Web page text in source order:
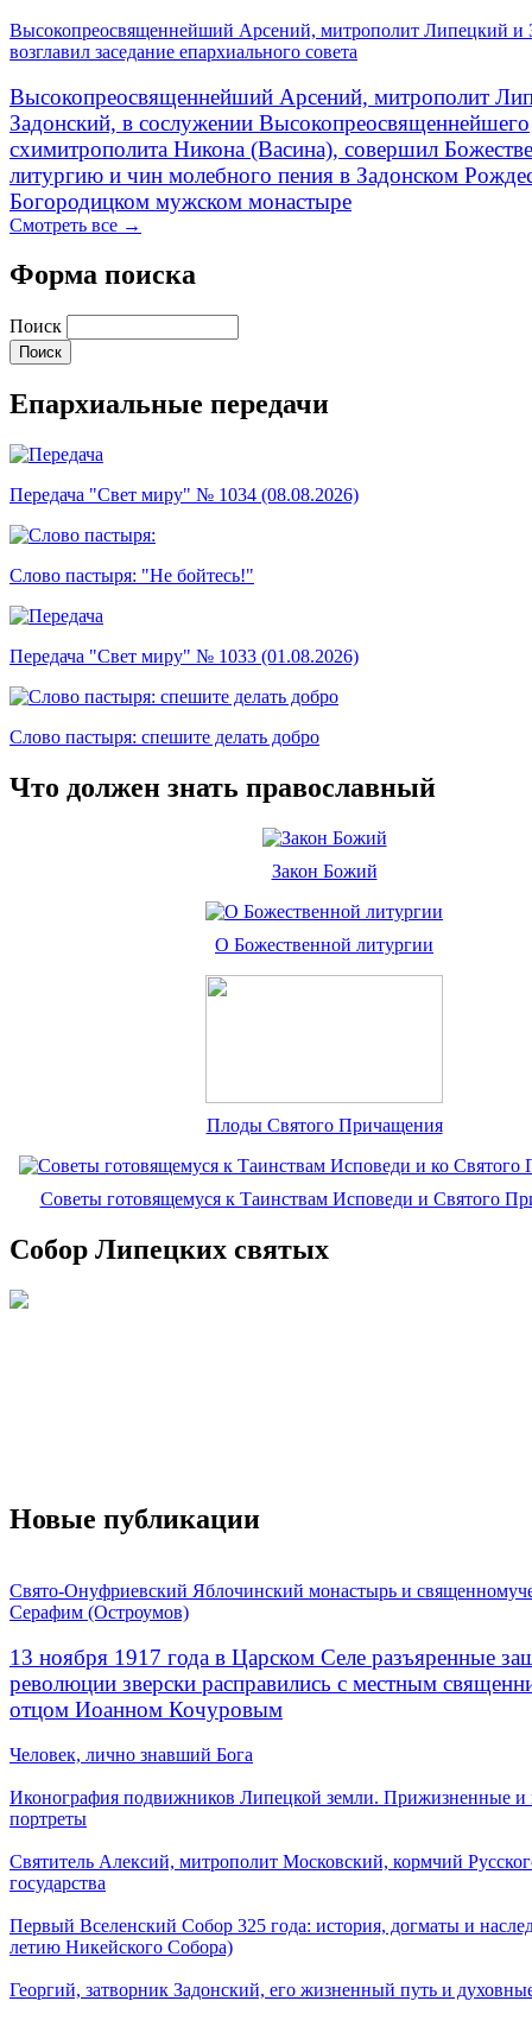
Высокопреосвященнейший Арсений, митрополит Липецкий и
возглавил заседание епархиального совета
Высокопреосвященнейший Арсений, митрополит
Задонский, в сослужении Высокопреосвященнейшего
схимитрополита Никона (Васина), совершил
литургию и чин молебного пения в Задонском
Богородицком мужском монастыре
Смотреть все →
Форма поиска
Поиск
Епархиальные передачи
Передача "Свет миру" № 1034 (08.08.2026)
Слово пастыря: "Не бойтесь!"
Передача "Свет миру" № 1033 (01.08.2026)
Слово пастыря: спешите делать добро
Что должен знать православный
Закон Божий
О Божественной литургии
Плоды Святого Причащения
Советы готовящемуся к Таинствам Исповеди и Святого
Собор Липецких святых
Новые публикации
Свято-Онуфриевский Яблочинский монастырь и
Серафим (Остроумов)
13 ноября 1917 года в Царском Селе разъяренные
революции зверски расправились с местным
отцом Иоанном Кочуровым
Человек, лично знавший Бога
Иконография подвижников Липецкой земли. Прижизненные и
портреты
Святитель Алексий, митрополит Московский, кормчий
государства
Первый Вселенский Собор 325 года: история, догматы и
летию Никейского Собора)
Георгий, затворник Задонский, его жизненный путь и